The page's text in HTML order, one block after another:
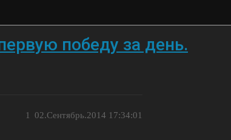
победу за день.
02.Сентябрь.2014 17:34:01
1